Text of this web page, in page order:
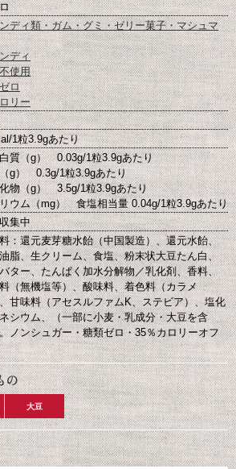
ディ類・ガム・グミ・ゼリー菓子・マシュマ
ディ
使用
ロ
リー
1粒3.9gあたり
質（g） 0.03g/1粒3.9gあたり
g） 0.3g/1粒3.9gあたり
物（g） 3.5g/1粒3.9gあたり
ウム（mg） 食塩相当量 0.04g/1粒3.9gあたり
集中
：還元麦芽糖水飴（中国製造）、還元水飴、
脂、生クリーム、食塩、粉末状大豆たん白、
ター、たんぱく加水分解物／乳化剤、香料、
（無機塩等）、酸味料、着色料（カラメ
甘味料（アセスルファムK、ステビア）、塩化
シウム、（一部に小麦・乳成分・大豆を含
ノンシュガー・糖類ゼロ・35％カロリーオフ
大豆